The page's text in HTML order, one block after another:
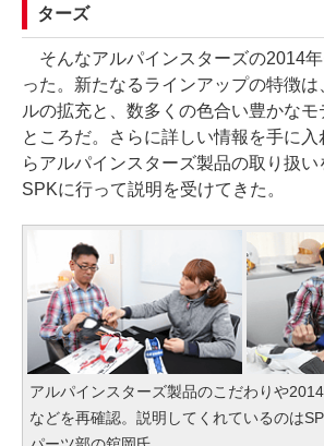
ターズ
そんなアルパインスターズの2014
った。新たなるラインアップの特徴
ルの拡充と、数多くの色合い豊かなモ
ところだ。さらに詳しい情報を手に
らアルパインスターズ製品の取り扱い
SPKに行って説明を受けてきた。
アルパインスターズ製品のこだわりや
などを再確認。説明してくれているのは